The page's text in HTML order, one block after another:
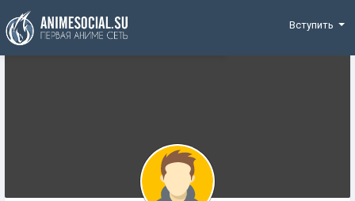
Funding
Вступить